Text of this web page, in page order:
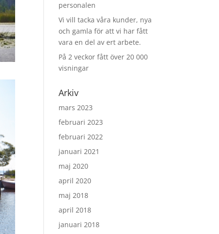
personalen
Vi vill tacka våra kunder, nya
och gamla för att vi har fått
vara en del av ert arbete.
På 2 veckor fått över 20 000
visningar
Arkiv
mars 2023
februari 2023
februari 2022
januari 2021
maj 2020
april 2020
maj 2018
april 2018
januari 2018